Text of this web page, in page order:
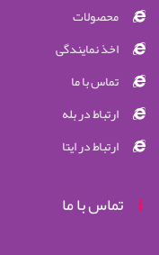
محصولات
اخذ نمایندگی
تماس با ما
ارتباط در بله
ارتباط در ایتا
تماس با ما